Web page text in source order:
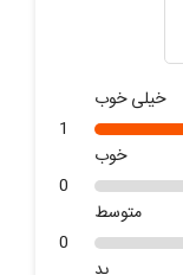
خیلی خوب
1
خوب
0
متوسط
0